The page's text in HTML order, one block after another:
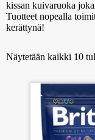
kissan kuivaruoka
Tuotteet nopealla
kerättynä!
Näytetään kaikki 10